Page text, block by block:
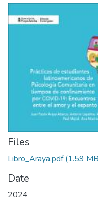
Files
Libro_Araya.pdf(1.59
Date
2024